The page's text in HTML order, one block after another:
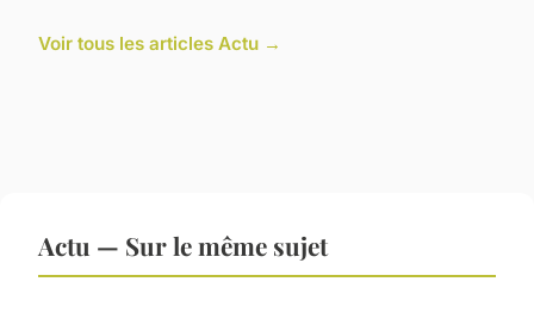
Voir tous les articles Actu →
Actu — Sur le même sujet